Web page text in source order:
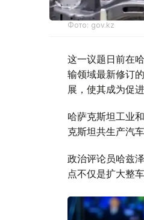
Фото: gov.kz
这一议题日前在
输领域最新修订
展，使其成为促
哈萨克斯坦工业
克斯坦共生产汽
政治评论员哈兹
点不仅是扩大整